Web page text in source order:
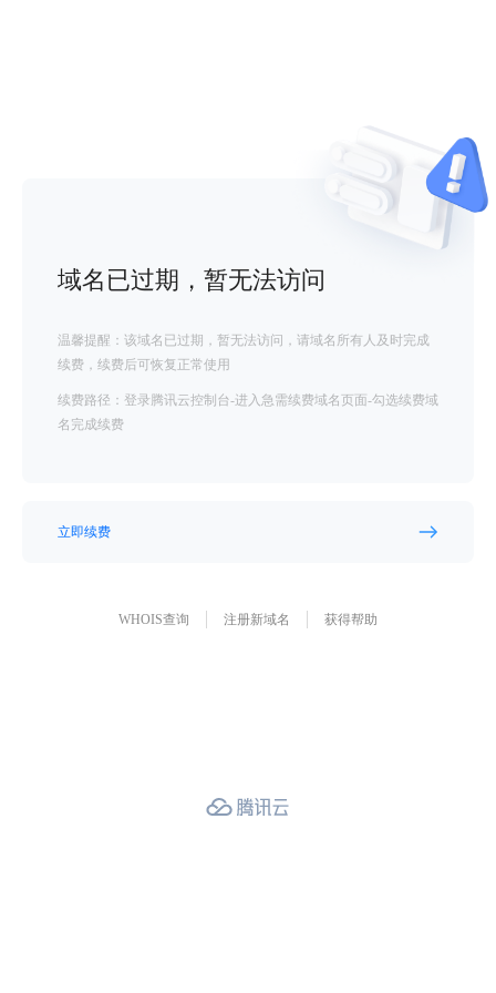
域名已过期，暂无法访问
温馨提醒：该域名已过期，暂无法访问，请域名所有人及时完成
续费，续费后可恢复正常使用
续费路径：登录腾讯云控制台-进入急需续费域名页面-勾选续费域
名完成续费
立即续费
WHOIS查询 注册新域名 获得帮助